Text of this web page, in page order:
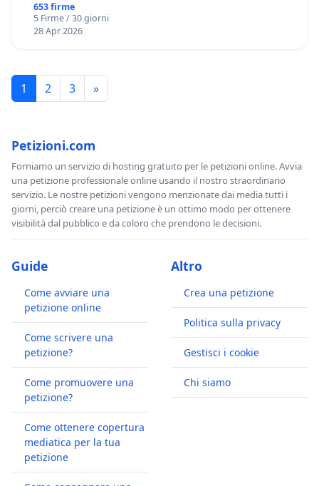
653 firme
5 Firme / 30 giorni
28 Apr 2026
1 2 3 »
Petizioni.com
Forniamo un servizio di hosting gratuito per le petizioni online. Avvia
una petizione professionale online usando il nostro straordinario
servizio. Le nostre petizioni vengono menzionate dai media tutti i
giorni, perciò creare una petizione è un ottimo modo per ottenere
visibilità dal pubblico e da coloro che prendono le decisioni.
Guide
Come avviare una
petizione online
Come scrivere una
petizione?
Come promuovere una
petizione?
Come ottenere copertura
mediatica per la tua
petizione
Altro
Crea una petizione
Politica sulla privacy
Gestisci i cookie
Chi siamo